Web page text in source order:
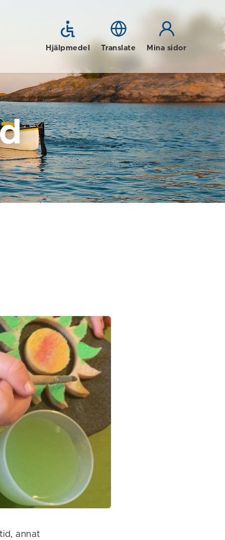
Hjälpmedel Translate Mina sidor
annat